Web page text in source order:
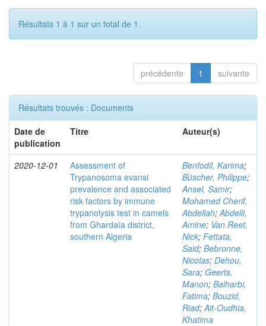
Résultats 1 à 1 sur un total de 1.
précédente 1 suivante
Résultats trouvés : Documents
Date de
publication
Titre Auteur(s)
2020-12-01
Assessment of
Trypanosoma evansi
prevalence and associated
risk factors by immune
trypanolysis test in camels
from Ghardaïa district,
southern Algeria
Benfodil, Karima;
Büscher, Philippe;
Ansel, Samir;
Mohamed Cherif,
Abdellah;Abdelli,
Amine; Van Reet,
Nick; Fettata,
Said; Bebronne,
Nicolas; Dehou,
Sara; Geerts,
Manon; Balharbi,
Fatima; Bouzid,
Riad;Ait-Oudhia,
Khatima